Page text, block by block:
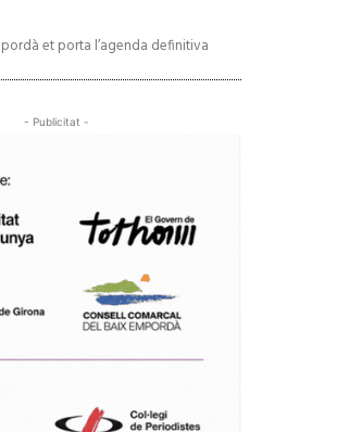
et porta l’agenda definitiva
- Publicitat -